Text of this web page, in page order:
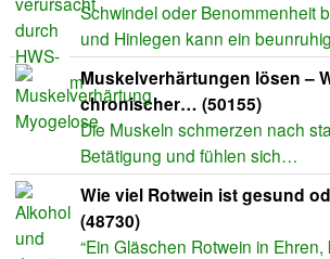
Schwindel oder Benommenheit
und Hinlegen kann ein
Muskelverhärtungen lösen –
chronischer… (50155)
Die Muskeln schmerzen nach
Betätigung und fühlen sich…
Wie viel Rotwein ist gesund
(48730)
“Ein Gläschen Rotwein in